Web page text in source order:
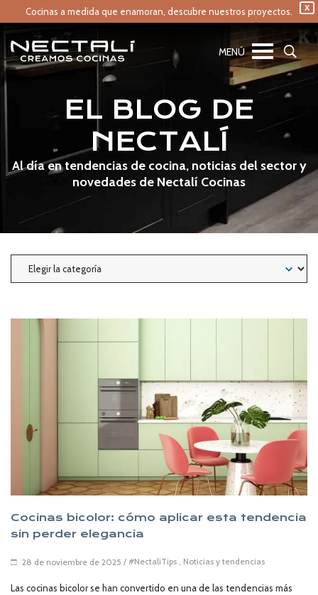
X
Cocinas a medida que enamoran, descubre nuestros proyectos.
EL BLOG DE
NECTALÍ
Al día en tendencias de cocina, noticias del sector y
novedades de Nectalí Cocinas
Cocinas bicolor: cómo aplicar esta tendencia
sin perder elegancia
28 de noviembre de 2025 / #NectalíTips Noticias y tendencias
Las cocinas bicolor se han convertido en una de las tendencias más